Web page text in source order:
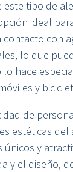
tipo de
ideal
con
lo que
hace
y
de
estéticas
y
y el diseño,